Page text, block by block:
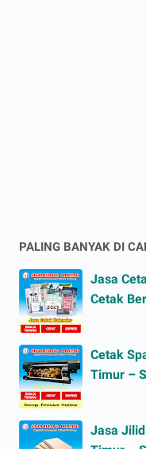
PALING BANYAK DI
Jasa
Cetak
Cetak
Timur –
Jasa